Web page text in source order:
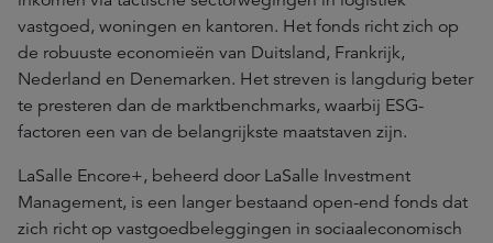
vastgoed, woningen en kantoren. Het fonds richt zich op
de robuuste economieën van Duitsland, Frankrijk,
Nederland en Denemarken. Het streven is langdurig beter
te presteren dan de marktbenchmarks, waarbij ESG-
factoren een van de belangrijkste maatstaven zijn.
LaSalle Encore+, beheerd door LaSalle Investment
Management, is een langer bestaand open-end fonds dat
zich richt op vastgoedbeleggingen in sociaaleconomisch